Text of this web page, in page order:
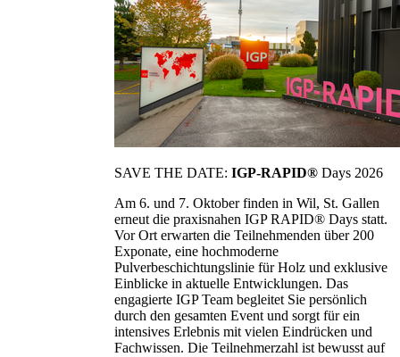
SAVE THE DATE: IGP-RAPID® Days 2026
Am 6. und 7. Oktober finden in Wil, St. Gallen
erneut die praxisnahen IGP RAPID® Days statt.
Vor Ort erwarten die Teilnehmenden über 200
Exponate, eine hochmoderne
Pulverbeschichtungslinie für Holz und exklusive
Einblicke in aktuelle Entwicklungen. Das
engagierte IGP Team begleitet Sie persönlich
durch den gesamten Event und sorgt für ein
intensives Erlebnis mit vielen Eindrücken und
Fachwissen. Die Teilnehmerzahl ist bewusst auf